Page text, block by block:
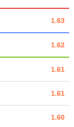
1.63
1.62
1.61
1.61
1.60